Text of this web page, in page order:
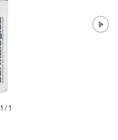
1 / 1